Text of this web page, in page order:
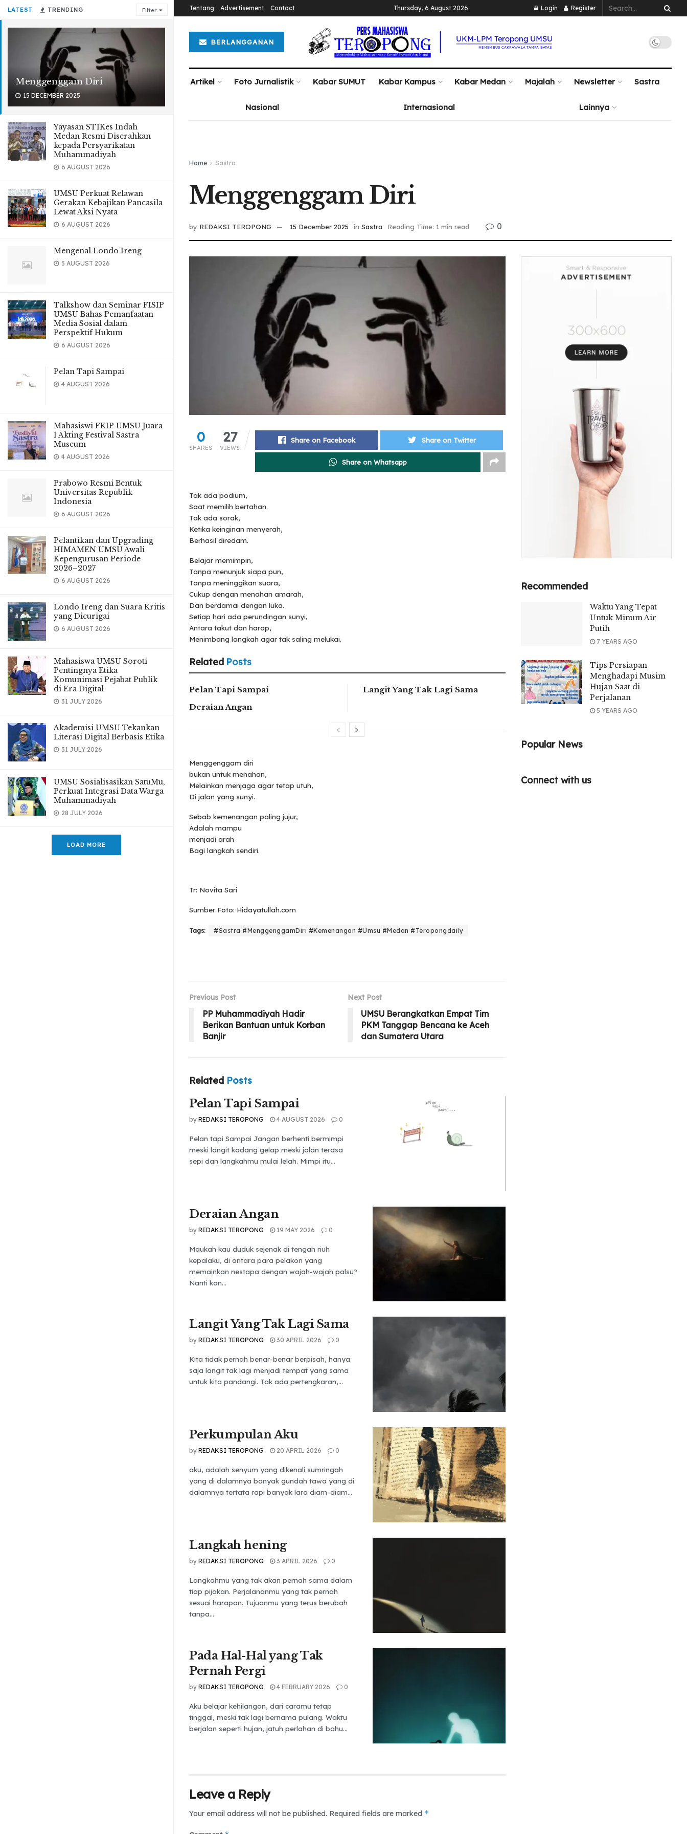
LATEST TRENDING Filter
Menggenggam Diri
15 DECEMBER 2025
Yayasan STIKes Indah
Medan Resmi Diserahkan
kepada Persyarikatan
Muhammadiyah
6 AUGUST 2026
UMSU Perkuat Relawan
Gerakan Kebajikan Pancasila
Lewat Aksi Nyata
6 AUGUST 2026
Mengenal Londo Ireng
5 AUGUST 2026
Talkshow dan Seminar FISIP
UMSU Bahas Pemanfaatan
Media Sosial dalam
Perspektif Hukum
6 AUGUST 2026
Pelan Tapi Sampai
4 AUGUST 2026
Mahasiswi FKIP UMSU Juara
1 Akting Festival Sastra
Museum
4 AUGUST 2026
Prabowo Resmi Bentuk
Universitas Republik
Indonesia
6 AUGUST 2026
Pelantikan dan Upgrading
HIMAMEN UMSU Awali
Kepengurusan Periode
2026–2027
6 AUGUST 2026
Londo Ireng dan Suara Kritis
yang Dicurigai
6 AUGUST 2026
Mahasiswa UMSU Soroti
Pentingnya Etika
Komunimasi Pejabat Publik
di Era Digital
31 JULY 2026
Akademisi UMSU Tekankan
Literasi Digital Berbasis Etika
31 JULY 2026
UMSU Sosialisasikan SatuMu,
Perkuat Integrasi Data Warga
Muhammadiyah
28 JULY 2026
LOAD MORE
Tentang Advertisement Contact Thursday, 6 August 2026 Login Register
BERLANGGANAN
Artikel Foto Jurnalistik Kabar SUMUT Kabar Kampus Kabar Medan Majalah Newsletter Sastra
Nasional Internasional Lainnya
Home Sastra
Menggenggam Diri
by REDAKSI TEROPONG 15 December 2025 in Sastra Reading Time: 1 min read 0
0
SHARES
27
VIEWS
Share on Facebook Share on Twitter
Share on Whatsapp
Tak ada podium,
Saat memilih bertahan.
Tak ada sorak,
Ketika keinginan menyerah,
Berhasil diredam.
Belajar memimpin,
Tanpa menunjuk siapa pun,
Tanpa meninggikan suara,
Cukup dengan menahan amarah,
Dan berdamai dengan luka.
Setiap hari ada perundingan sunyi,
Antara takut dan harap,
Menimbang langkah agar tak saling melukai.
Related Posts
Pelan Tapi Sampai
Deraian Angan
Langit Yang Tak Lagi Sama
Menggenggam diri
bukan untuk menahan,
Melainkan menjaga agar tetap utuh,
Di jalan yang sunyi.
Sebab kemenangan paling jujur,
Adalah mampu
menjadi arah
Bagi langkah sendiri.
Tr: Novita Sari
Sumber Foto: Hidayatullah.com
Tags: #Sastra #MenggenggamDiri #Kemenangan #Umsu #Medan #Teropongdaily
Previous Post
PP Muhammadiyah Hadir
Berikan Bantuan untuk Korban
Banjir
Next Post
UMSU Berangkatkan Empat Tim
PKM Tanggap Bencana ke Aceh
dan Sumatera Utara
Related Posts
Pelan Tapi Sampai
by REDAKSI TEROPONG 4 AUGUST 2026 0
Pelan tapi Sampai Jangan berhenti bermimpi
meski langit kadang gelap meski jalan terasa
sepi dan langkahmu mulai lelah. Mimpi itu...
Deraian Angan
by REDAKSI TEROPONG 19 MAY 2026 0
Maukah kau duduk sejenak di tengah riuh
kepalaku, di antara para pelakon yang
memainkan nestapa dengan wajah-wajah palsu?
Nanti kan...
Langit Yang Tak Lagi Sama
by REDAKSI TEROPONG 30 APRIL 2026 0
Kita tidak pernah benar-benar berpisah, hanya
saja langit tak lagi menjadi tempat yang sama
untuk kita pandangi. Tak ada pertengkaran,...
Perkumpulan Aku
by REDAKSI TEROPONG 20 APRIL 2026 0
aku, adalah senyum yang dikenali sumringah
yang di dalamnya banyak gundah tawa yang di
dalamnya tertata rapi banyak lara diam-diam...
Langkah hening
by REDAKSI TEROPONG 3 APRIL 2026 0
Langkahmu yang tak akan pernah sama dalam
tiap pijakan. Perjalananmu yang tak pernah
sesuai harapan. Tujuanmu yang terus berubah
tanpa...
Pada Hal-Hal yang Tak
Pernah Pergi
by REDAKSI TEROPONG 4 FEBRUARY 2026 0
Aku belajar kehilangan, dari caramu tetap
tinggal, meski tak lagi bernama pulang. Waktu
berjalan seperti hujan, jatuh perlahan di bahu...
Leave a Reply
Your email address will not be published. Required fields are marked *
Recommended
Waktu Yang Tepat
Untuk Minum Air
Putih
7 YEARS AGO
Tips Persiapan
Menghadapi Musim
Hujan Saat di
Perjalanan
5 YEARS AGO
Popular News
Connect with us